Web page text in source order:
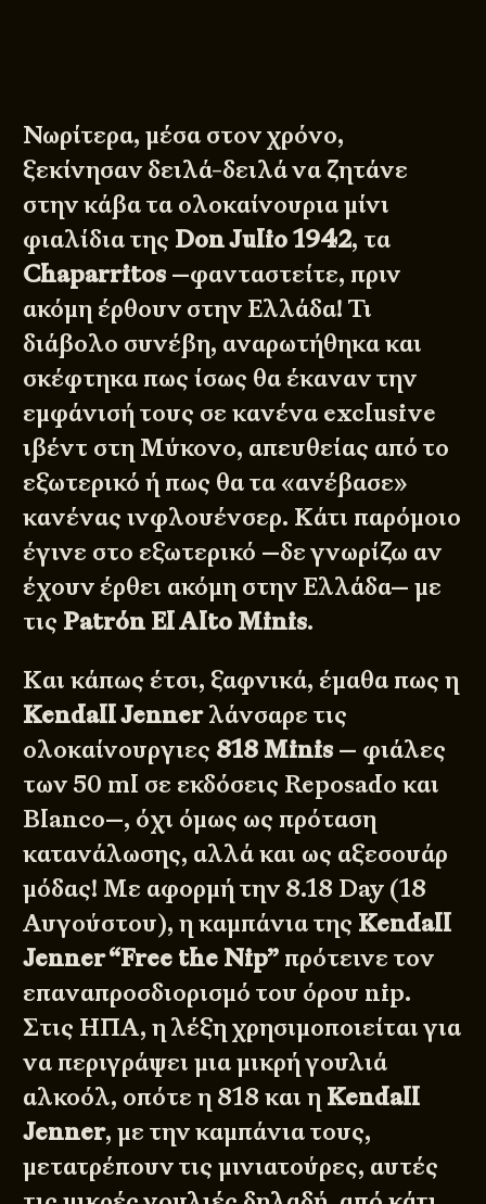
Νωρίτερα, μέσα στον χρόνο,
ξεκίνησαν δειλά-δειλά να ζητάνε
στην κάβα τα ολοκαίνουρια μίνι
φιαλίδια της Don Julio 1942, τα
Chaparritos —φανταστείτε, πριν
ακόμη έρθουν στην Ελλάδα! Τι
διάβολο συνέβη, αναρωτήθηκα και
σκέφτηκα πως ίσως θα έκαναν την
εμφάνισή τους σε κανένα exclusive
ιβέντ στη Μύκονο, απευθείας από το
εξωτερικό ή πως θα τα «ανέβασε»
κανένας ινφλουένσερ. Κάτι παρόμοιο
έγινε στο εξωτερικό —δε γνωρίζω αν
έχουν έρθει ακόμη στην Ελλάδα— με
τις Patrón El Alto Minis.
Και κάπως έτσι, ξαφνικά, έμαθα πως η
Kendall Jennerλάνσαρε τις
ολοκαίνουργιες 818 Minis — φιάλες
των 50 ml σε εκδόσεις Reposado και
Blanco—, όχι όμως ως πρόταση
κατανάλωσης, αλλά και ως αξεσουάρ
μόδας! Με αφορμή την 8.18 Day (18
Αυγούστου), η καμπάνια της Kendall
Jenner “Free the Nip” πρότεινε τον
επαναπροσδιορισμό του όρου nip.
Στις ΗΠΑ, η λέξη χρησιμοποιείται για
να περιγράψει μια μικρή γουλιά
αλκοόλ, οπότε η 818 και η Kendall
Jenner, με την καμπάνια τους,
μετατρέπουν τις μινιατούρες, αυτές